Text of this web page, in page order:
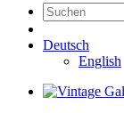
Deutsch
English